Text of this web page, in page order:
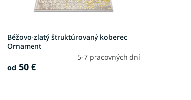
Béžovo-zlatý štruktúrovaný koberec
Ornament
5-7 pracovných dní
od 50 €